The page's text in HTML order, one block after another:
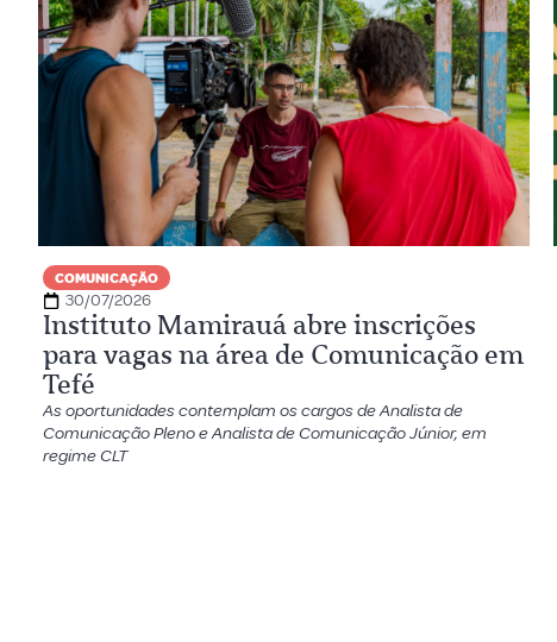
COMUNICAÇÃO
30/07/2026
Instituto Mamirauá abre inscrições
para vagas na área de Comunicação em
Tefé
As oportunidades contemplam os cargos de Analista de
Comunicação Pleno e Analista de Comunicação Júnior, em
regime CLT